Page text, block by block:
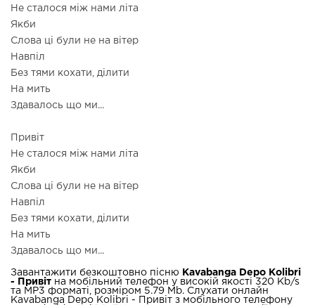
Не сталося між нами літа
Якби
Слова ці були не на вітер
Навпіл
Без тями кохати, ділити
На мить
Здавалось що ми...
Привіт
Не сталося між нами літа
Якби
Слова ці були не на вітер
Навпіл
Без тями кохати, ділити
На мить
Здавалось що ми...
Завантажити безкоштовно пісню
Kavabanga Depo Kolibri
- Привіт на мобільний телефон у високій якості 320 Kb/s
та MP3 форматі, розміром 5.79 Mb. Слухати онлайн
Kavabanga Depo Kolibri - Привіт з мобільного телефону